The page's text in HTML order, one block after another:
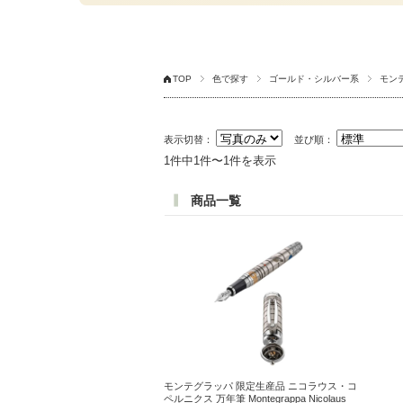
TOP 色で探す ゴールド・シルバー系 モン
表示切替： 並び順：
1件中1件〜1件を表示
商品一覧
モンテグラッパ 限定生産品 ニコラウス・コ
ペルニクス 万年筆 Montegrappa Nicolaus